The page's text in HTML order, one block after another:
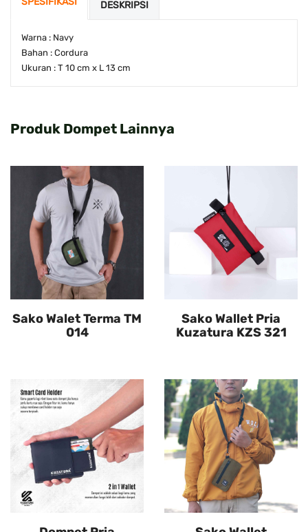
DESKRIPSI
Warna : Navy
Bahan : Cordura
Ukuran : T 10 cm x L 13 cm
Produk Dompet Lainnya
Sako Walet Terma TM
014
Sako Wallet Pria
Kuzatura KZS 321